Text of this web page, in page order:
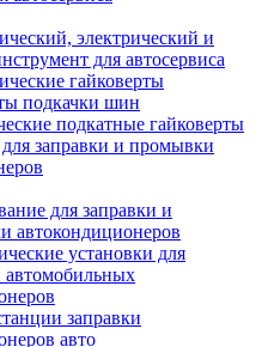
электрический и
для автосервиса
гайковерты
подкачки шин
подкатные гайковерты
заправки и промывки
для заправки и
автокондиционеров
установки для
автомобильных
заправки
авто